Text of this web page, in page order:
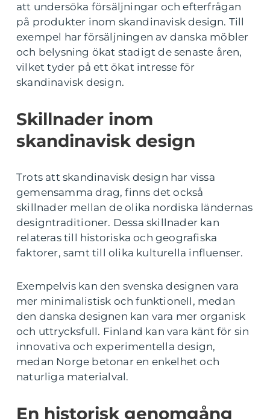
att undersöka försäljningar och efterfrågan
på produkter inom skandinavisk design. Till
exempel har försäljningen av danska möbler
och belysning ökat stadigt de senaste åren,
vilket tyder på ett ökat intresse för
skandinavisk design.
Skillnader inom
skandinavisk design
Trots att skandinavisk design har vissa
gemensamma drag, finns det också
skillnader mellan de olika nordiska ländernas
designtraditioner. Dessa skillnader kan
relateras till historiska och geografiska
faktorer, samt till olika kulturella influenser.
Exempelvis kan den svenska designen vara
mer minimalistisk och funktionell, medan
den danska designen kan vara mer organisk
och uttrycksfull. Finland kan vara känt för sin
innovativa och experimentella design,
medan Norge betonar en enkelhet och
naturliga materialval.
En historisk genomgång